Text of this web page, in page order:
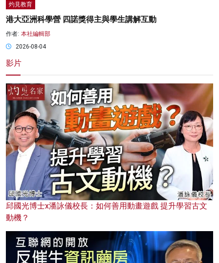
灼見教育
港大亞洲科學營 四諾獎得主與學生講解互動
作者: 本社編輯部
2026-08-04
影片
邱國光博士x潘詠儀校長：如何善用動畫遊戲 提升學習古文
動機？